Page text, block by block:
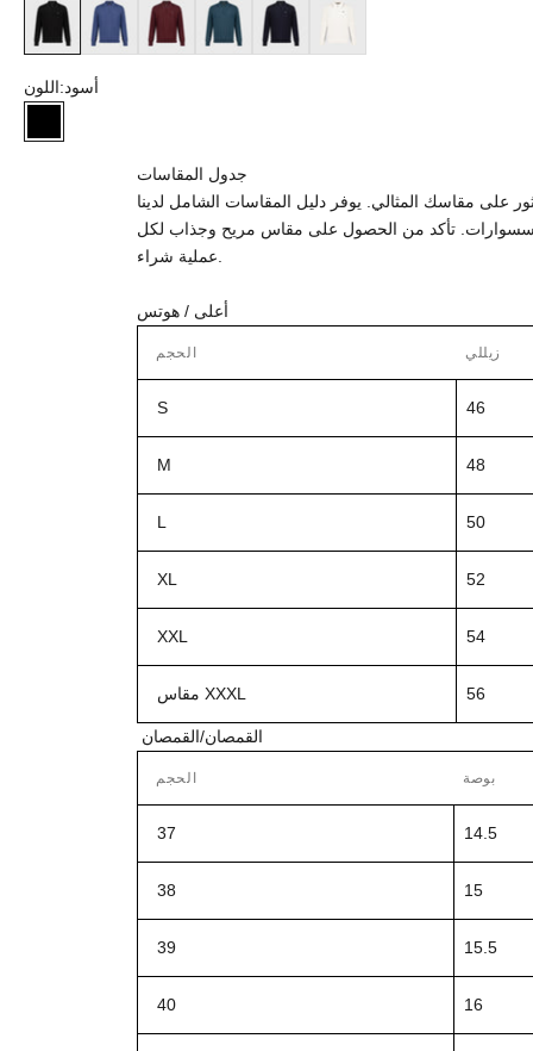
أسود
أزرق دخانيبوردو أخضر داكنكحلي داكنأبيض
اللون:أسود
أسود
جدول المقاسات
على مقاسك المثالي. يوفر دليل المقاسات الشامل لدينا
تأكد من الحصول على مقاس مريح وجذاب لكل
عملية شراء.
أعلى / هوتس
الحجم زيللي
S 46
M 48
L 50
XL 52
XXL 54
مقاس XXXL 56
القمصان/القمصان
الحجم بوصة
37 14.5
38 15
39 15.5
40 16